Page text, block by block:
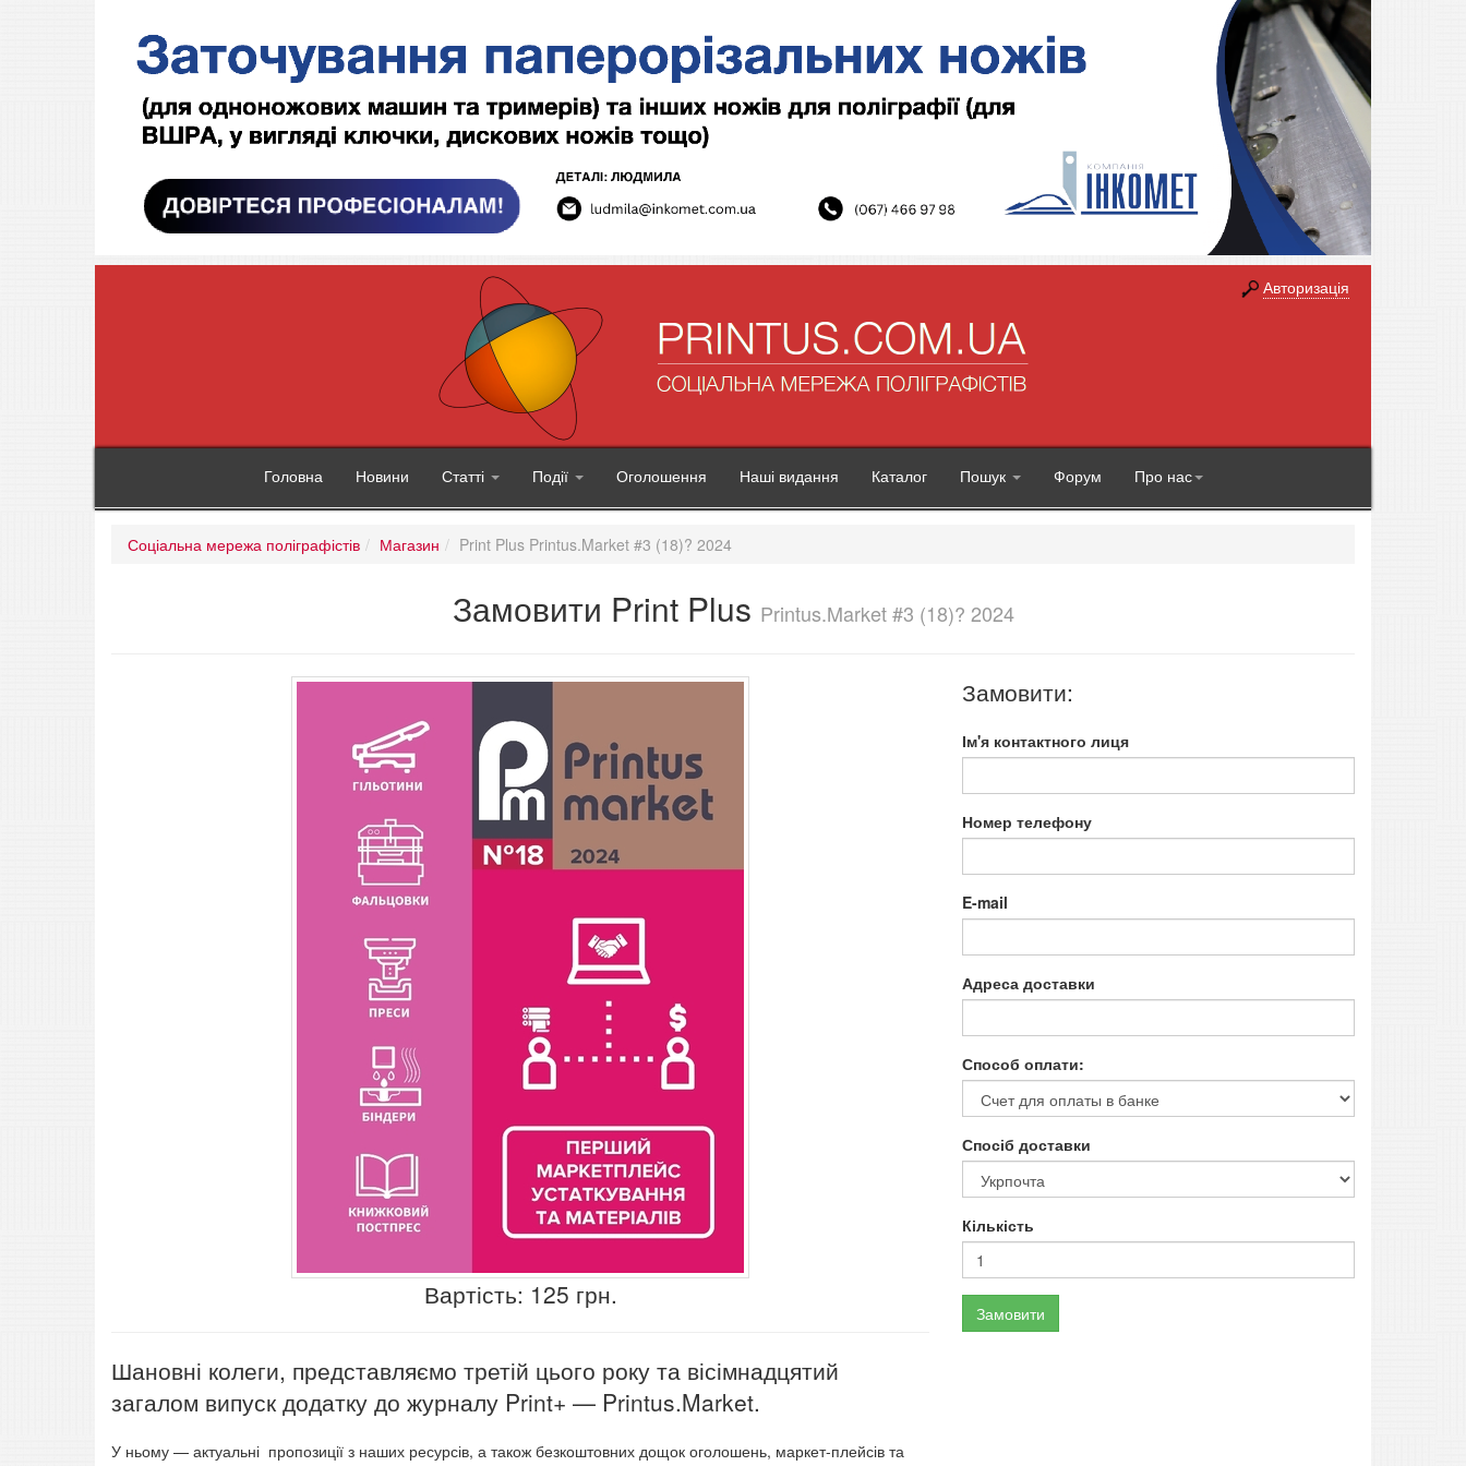
Авторизація
Головна Новини Статті Події Оголошення Наші видання Каталог Пошук Форум Про нас
Соціальна мережа поліграфістів Магазин Print Plus Printus.Market #3 (18)? 2024
Замовити Print Plus Printus.Market #3 (18)? 2024
Вартість: 125 грн.
Шановні колеги, представляємо третій цього року та вісімнадцятий
загалом випуск додатку до журналу Print+ — Printus.Market.
У ньому — актуальні пропозиції з наших ресурсів, а також безкоштовних дощок оголошень, маркет-плейсів та
Замовити:
Ім'я контактного лиця
Номер телефону
E-mail
Адреса доставки
Способ оплати:
Спосіб доставки
Кількість
Замовити